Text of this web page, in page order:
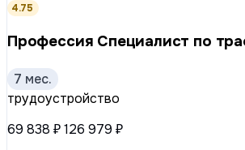
4.75
Профессия Специалист по
7 мес.
трудоустройство
69 838 ₽126 979 ₽